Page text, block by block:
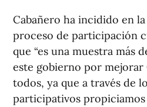
Cabañero ha incidido en
proceso de participación
que “es una muestra más
este gobierno por mejorar
todos, ya que a través de
participativos propiciamos